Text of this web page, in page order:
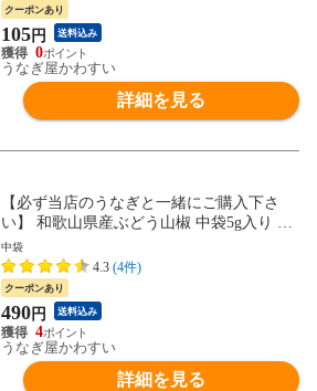
クーポンあり
105円 送料込み
0
うなぎ屋かわすい
詳細を見る
【必ず当店のうなぎと一緒にご購入下さ
い】 和歌山県産ぶどう山椒 中袋5g入り 当
店オリジナルブレンド 粉山椒 さんしょう
うなぎのお供
中袋
4.3 (4件)
クーポンあり
490円 送料込み
4
うなぎ屋かわすい
詳細を見る